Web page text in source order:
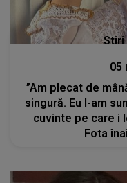
Stiri
05
”Am plecat de
singură. Eu l-am
cuvinte pe care i
Fota